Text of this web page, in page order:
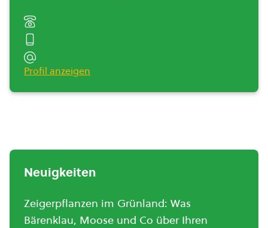
Profil anzeigen
Neuigkeiten
Zeigerpflanzen im Grünland: Was
Bärenklau, Moose und Co über Ihren